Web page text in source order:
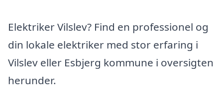
Elektriker Vilslev? Find en professionel og
din lokale elektriker med stor erfaring i
Vilslev eller Esbjerg kommune i oversigten
herunder.